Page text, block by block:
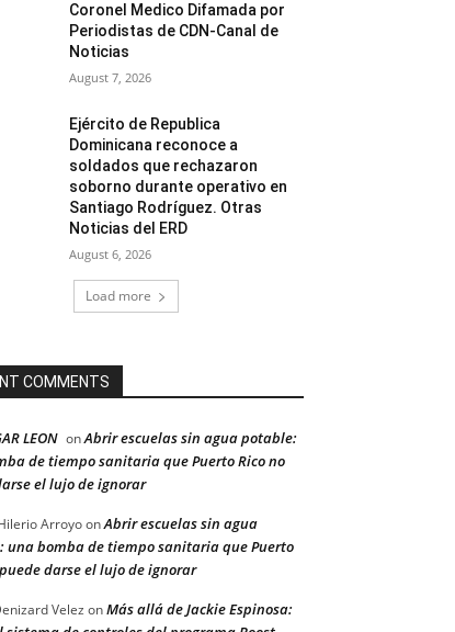
Coronel Medico Difamada por
Periodistas de CDN-Canal de
Noticias
August 7, 2026
Ejército de Republica
Dominicana reconoce a
soldados que rechazaron
soborno durante operativo en
Santiago Rodríguez. Otras
Noticias del ERD
August 6, 2026
Load more
COMMENTS
LEON onAbrir escuelas sin agua potable:
de tiempo sanitaria que Puerto Rico no
el lujo de ignorar
ArroyoonAbrir escuelas sin agua
una bomba de tiempo sanitaria que Puerto
darse el lujo de ignorar
Velez onMás allá de Jackie Espinosa: